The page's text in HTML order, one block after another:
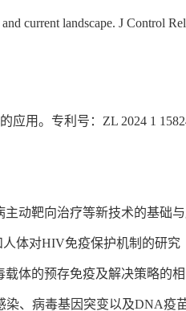
current landscape. J Control
用。专利号：ZL 2024 1
动靶向治疗等新技术的基础与
体对HIV免疫保护机制的研究
体的预存免疫及解决策略的相
、病毒基因突变以及DNA疫